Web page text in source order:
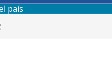
país